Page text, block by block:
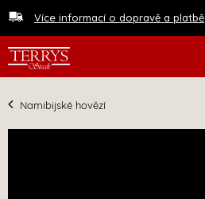
Více informací o dopravě a platbě
Namibijské hovězí